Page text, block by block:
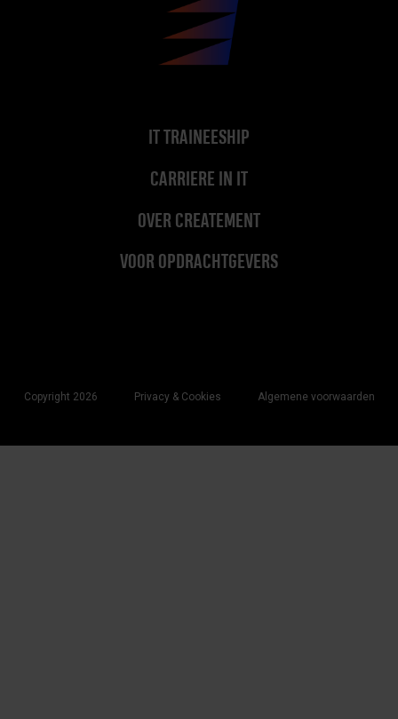
IT TRAINEESHIP
CARRIERE IN IT
OVER CREATEMENT
VOOR OPDRACHTGEVERS
Copyright 2026 Privacy & Cookies Algemene voorwaarden